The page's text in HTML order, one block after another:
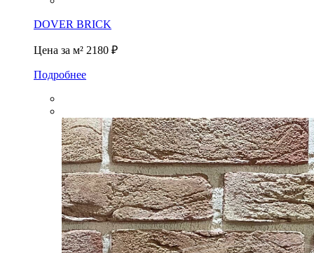
DOVER BRICK
Цена за м² 2180 ₽
Подробнее